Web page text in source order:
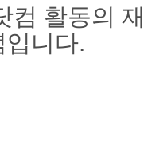
컴 활동의
입니다.